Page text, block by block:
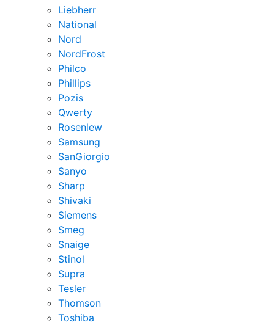
Liebherr
National
Nord
NordFrost
Philco
Phillips
Pozis
Qwerty
Rosenlew
Samsung
SanGiorgio
Sanyo
Sharp
Shivaki
Siemens
Smeg
Snaige
Stinol
Supra
Tesler
Thomson
Toshiba